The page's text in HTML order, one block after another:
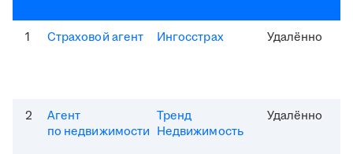
1 Страховой агент Ингосстрах Удалённо
2
Агент
по недвижимости
Тренд
Недвижимость
Удалённо